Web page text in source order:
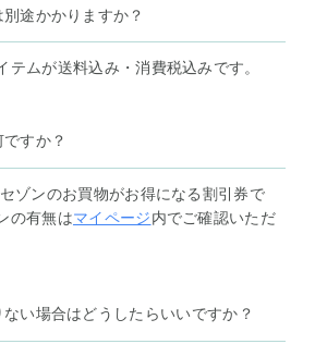
途かかりますか？
テムが送料込み・消費税込みです。
すか？
ゾンのお買物がお得になる割引券で
の有無はマイページ内でご確認いただ
い場合はどうしたらいいですか？